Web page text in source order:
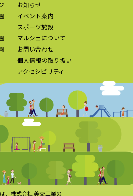
お知らせ
イベント案内
スポーツ施設
マルシェについて
お問い合わせ
個人情報の取り扱い
アクセシビリティ
、株式会社 美交工業の